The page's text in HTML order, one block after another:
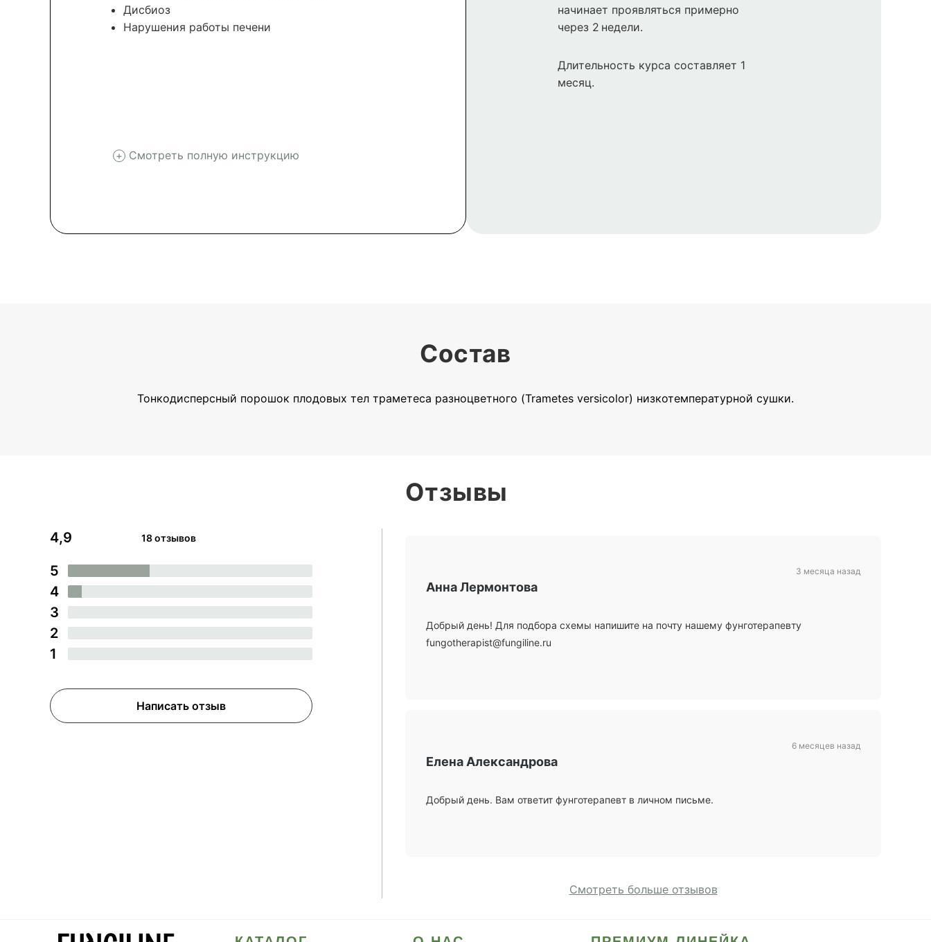
Дисбиоз
Нарушения работы печени
Смотреть полную инструкцию
начинает проявляться примерно
через 2 недели.
Длительность курса составляет 1
месяц.
Состав
Тонкодисперсный порошок плодовых тел траметеса разноцветного (Trametes versicolor) низкотемпературной сушки.
4,9 18 отзывов
5
4
3
2
1
Написать отзыв
Отзывы
Анна Лермонтова
Добрый день! Для подбора схемы напишите на почту нашему фунготерапевту
fungotherapist@fungiline.ru
3 месяца назад
Елена Александрова
Добрый день. Вам ответит фунготерапевт в личном письме.
6 месяцев назад
Смотреть больше отзывов